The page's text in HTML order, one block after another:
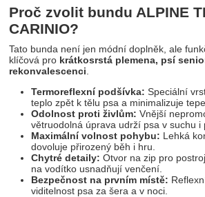
Proč zvolit bundu ALPINE
CARINIO?
Tato bunda není jen módní doplněk, ale
klíčová pro krátkosrstá plemena, psí
rekonvalescenci
Termoreflexní podšívka: Speciální
teplo zpět k tělu psa a minimalizuje
Odolnost proti živlům: Vnější
větruodolná úprava udrží psa v suchu i
Maximální volnost pohybu: Lehká
dovoluje přirozený běh i hru.
Chytré detaily: Otvor na zip pro
na vodítko usnadňují venčení.
Bezpečnost na prvním místě:
viditelnost psa za šera a v noci.